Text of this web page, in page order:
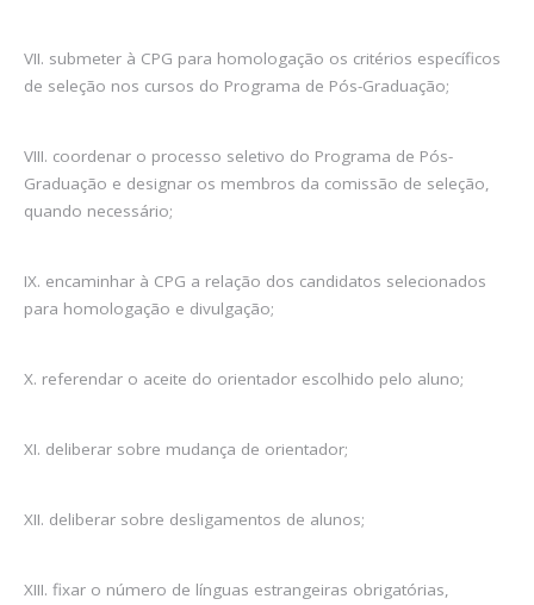
VII. submeter à CPG para homologação os critérios específicos
de seleção nos cursos do Programa de Pós-Graduação;
VIII. coordenar o processo seletivo do Programa de Pós-
Graduação e designar os membros da comissão de seleção,
quando necessário;
IX. encaminhar à CPG a relação dos candidatos selecionados
para homologação e divulgação;
X. referendar o aceite do orientador escolhido pelo aluno;
XI. deliberar sobre mudança de orientador;
XII. deliberar sobre desligamentos de alunos;
XIII. fixar o número de línguas estrangeiras obrigatórias,